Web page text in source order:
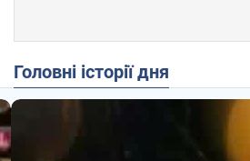
Головні історії дня